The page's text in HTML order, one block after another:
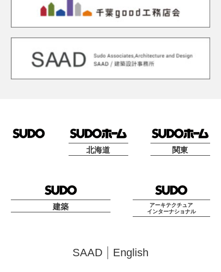
北海道 関東
建築
アーキテクチュア
インターナショナル
SAAD English